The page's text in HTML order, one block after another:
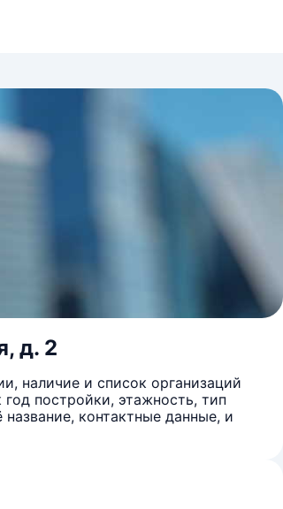
д. 2
наличие и список организаций
постройки, этажность, тип
контактные данные, и